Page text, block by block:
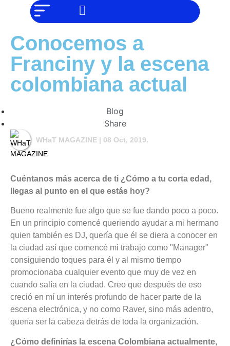
Entrevistas
Foodie
Cultura
Mix
series
Barras
Música
PERO IGUAL
Conocemos a
Franciny y la escena
colombiana actual
Blog
Share
WHaT MAGAZINE | 08 Oct, 2019.
Cuéntanos más acerca de ti ¿Cómo a tu corta edad,
llegas al punto en el que estás hoy?
Bueno realmente fue algo que se fue dando poco a poco.
En un principio comencé queriendo ayudar a mi hermano
quien también es DJ, quería que él se diera a conocer en
la ciudad así que comencé mi trabajo como "Manager"
consiguiendo toques para él y al mismo tiempo
promocionaba cualquier evento que muy de vez en
cuando salía en la ciudad. Creo que después de eso
creció en mí un interés profundo de hacer parte de la
escena electrónica, y no como Raver, sino más adentro,
quería ser la cabeza detrás de toda la organización.
¿Cómo definirías la escena Colombiana actualmente,